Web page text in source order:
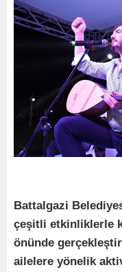
Battalgazi
çeşitli etkinliklerle
önünde
ailelere yönelik